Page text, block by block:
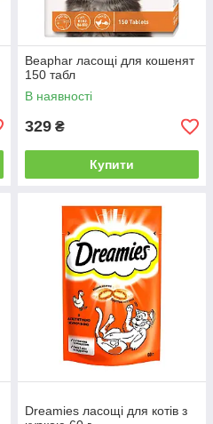
Beaphar ласощі для кошенят
150 табл
В наявності
329 ₴
Купити
Dreamies ласощі для котів з